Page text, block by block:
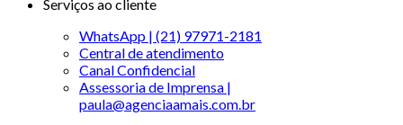
Serviços ao cliente
WhatsApp | (21) 97971-2181
Central de atendimento
Canal Confidencial
Assessoria de Imprensa |
paula@agenciaamais.com.br